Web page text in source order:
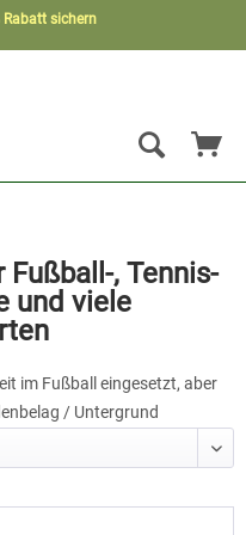
sichern
Fußball-, Tennis-
und viele
im Fußball eingesetzt, aber
/ Untergrund
Kunstrasen gegenüber
dafür, dass der